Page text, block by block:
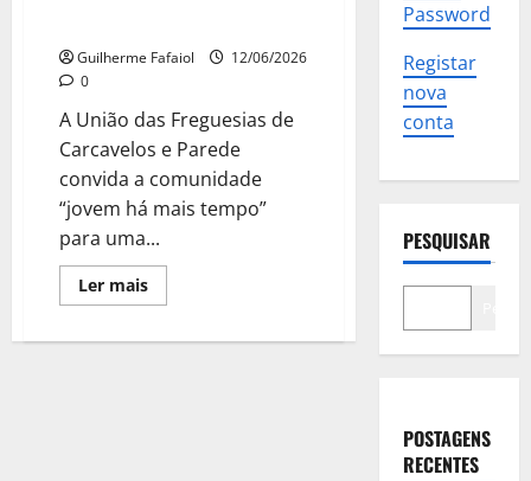
Guilherme Fafaiol
12/06/2026
0
A União das Freguesias de
Carcavelos e Parede
convida a comunidade
“jovem há mais tempo”
para uma...
Ler maisLeia
mais
𝗠𝗶𝗿𝗮𝗻𝗱𝗮
Password
Registar
nova
conta
PESQUISAR
POSTAGENS
RECENTES